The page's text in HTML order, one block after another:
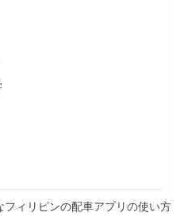
フィリピンの配車アプリの使い方